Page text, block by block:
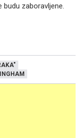
budu zaboravljene.